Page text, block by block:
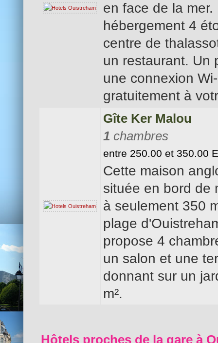
en face de la
hébergement 4
centre de
un restaurant. Un
une connexion
gratuitement à
Gîte Ker Malou
1 chambres
entre 250.00 et 350.00
Cette maison
située en bord de
à seulement 350
plage
propose 4
un salon et une
donnant sur un
m².
Hôtels proches de la gare à